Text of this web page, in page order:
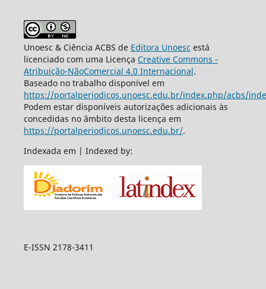
Unoesc & Ciência ACBS de Editora Unoesc está
licenciado com uma Licença Creative Commons -
Atribuição-NãoComercial 4.0 Internacional.
Baseado no trabalho disponível em
https://portalperiodicos.unoesc.edu.br/index.php/acbs/
Podem estar disponíveis autorizações adicionais às
concedidas no âmbito desta licença em
https://portalperiodicos.unoesc.edu.br/.
Indexada em | Indexed by:
E-ISSN 2178-3411